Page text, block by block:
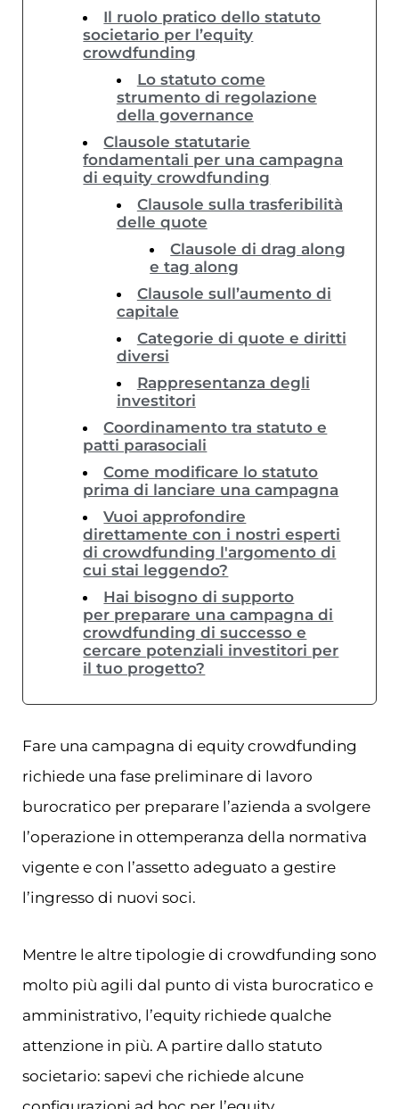
Il ruolo pratico dello statuto
societario per l’equity
crowdfunding
Lo statuto come
strumento di regolazione
della governance
Clausole statutarie
fondamentali per una campagna
di equity crowdfunding
Clausole sulla trasferibilità
delle quote
Clausole di drag along
e tag along
Clausole sull’aumento di
capitale
Categorie di quote e diritti
diversi
Rappresentanza degli
investitori
Coordinamento tra statuto e
patti parasociali
Come modificare lo statuto
prima di lanciare una campagna
Vuoi approfondire
direttamente con i nostri esperti
di crowdfunding l'argomento di
cui stai leggendo?
Hai bisogno di supporto
per preparare una campagna di
crowdfunding di successo e
cercare potenziali investitori per
il tuo progetto?
Fare una campagna di equity crowdfunding
richiede una fase preliminare di lavoro
burocratico per preparare l’azienda a svolgere
l’operazione in ottemperanza della normativa
vigente e con l’assetto adeguato a gestire
l’ingresso di nuovi soci.
Mentre le altre tipologie di crowdfunding sono
molto più agili dal punto di vista burocratico e
amministrativo, l’equity richiede qualche
attenzione in più. A partire dallo statuto
societario: sapevi che richiede alcune